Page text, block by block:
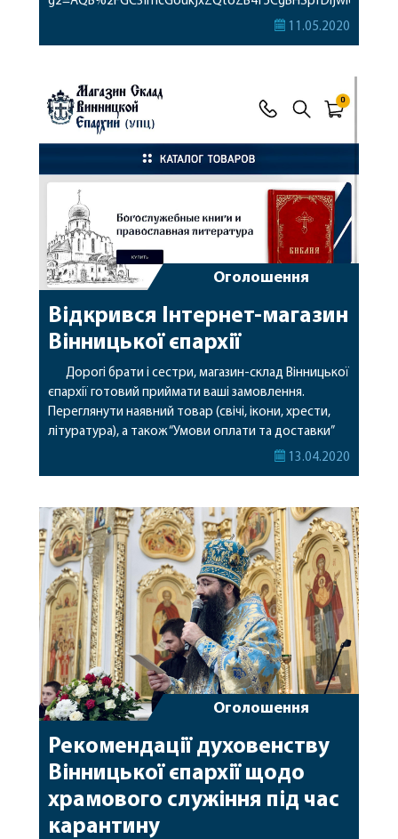
Iffbl_e0aES_xLkeHJ0VQ Facebook-сторінка:
https://www.facebook.com/vinnitsiaUPC/ Склад-
магазин єпархії: http://www.lavka.vinnica.ua/
11.05.2020
Оголошення
Відкрився Інтернет-магазин
Вінницької єпархії
Дорогі брати і сестри, магазин-склад Вінницької
єпархії готовий приймати ваші замовлення.
Переглянути наявний товар (свічі, ікони, хрести,
літуратура), а також “Умови оплати та доставки”
можна на сайті Складу Вінницької єпархії:
товар:
https://www.facebook.com/Vinnitsia.eparhiya.shop/
Найближчим часом очікуйте збільшення
асортименту товару на сайті інтернет-магазину.
Доставка товару […]
13.04.2020
Оголошення
Рекомендації духовенству
Вінницької єпархії щодо
храмового служіння під час
карантину